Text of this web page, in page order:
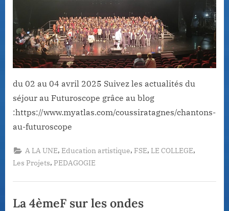
du 02 au 04 avril 2025 Suivez les actualités du
séjour au Futuroscope grâce au blog
:https://www.myatlas.com/coussiratagnes/chantons-
au-futuroscope
A LA UNE,Education artistique,FSE,LE COLLEGE,
Les Projets, PEDAGOGIE
La 4èmeF sur les ondes